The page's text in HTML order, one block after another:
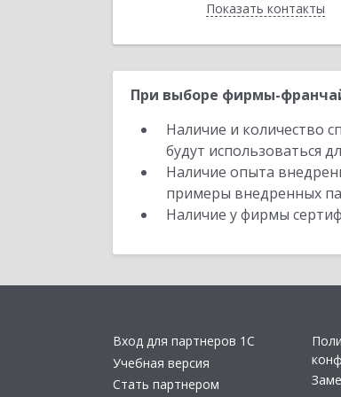
Показать контакты
Назад
При выборе фирмы-
Наличие и количество
будут использоваться
Наличие опыта
примеры внедренных
Наличие у фирмы
Вход для партнеров 1С
Учебная версия
Стать партнером